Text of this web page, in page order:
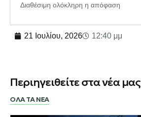
Διαθέσιμη ολόκληρη η απόφαση
21 Ιουλίου, 2026 12:40 μμ
Περιηγειθείτε στα νέα μας
ΟΛΑ ΤΑ ΝΕΑ